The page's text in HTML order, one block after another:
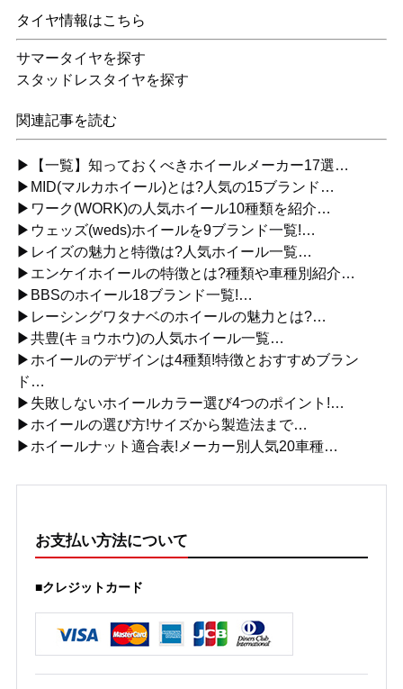
タイヤ情報はこちら
サマータイヤを探す
スタッドレスタイヤを探す
関連記事を読む
▶【一覧】知っておくべきホイールメーカー17選…
▶MID(マルカホイール)とは?人気の15ブランド…
▶ワーク(WORK)の人気ホイール10種類を紹介…
▶ウェッズ(weds)ホイールを9ブランド一覧!…
▶レイズの魅力と特徴は?人気ホイール一覧…
▶エンケイホイールの特徴とは?種類や車種別紹介…
▶BBSのホイール18ブランド一覧!…
▶レーシングワタナベのホイールの魅力とは?…
▶共豊(キョウホウ)の人気ホイール一覧…
▶ホイールのデザインは4種類!特徴とおすすめブラン
ド…
▶失敗しないホイールカラー選び4つのポイント!…
▶ホイールの選び方!サイズから製造法まで…
▶ホイールナット適合表!メーカー別人気20車種…
お支払い方法について
■クレジットカード